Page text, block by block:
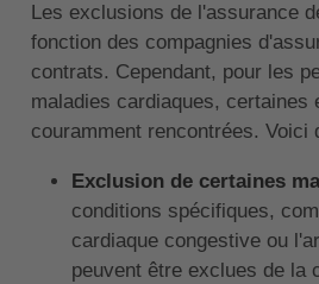
Les exclusions de l'assurance
fonction des compagnies
contrats. Cependant, pour les
maladies cardiaques, certaines
couramment rencontrées. Voici
Exclusion de certaines
conditions spécifiques,
cardiaque congestive ou
peuvent être exclues de la